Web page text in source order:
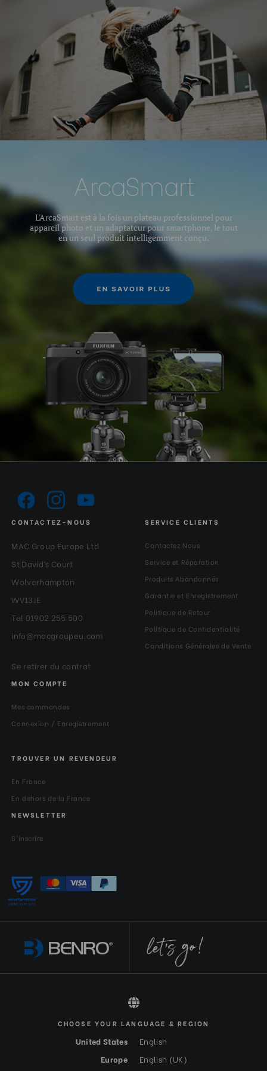
ArcaSmart
L'ArcaSmart est à la fois un plateau professionnel pour
appareil photo et un adaptateur pour smartphone, le tout
en un seul produit intelligemment conçu.
CONTACTEZ-NOUS
MAC Group Europe Ltd
St David’s Court
Wolverhampton
WV13JE
Tel 01902 255 500
info@macgroupeu.com
Se retirer du contrat
SERVICE CLIENTS
Contactez Nous
Service et Réparation
Produits Abandonnés
Garantie et Enregistrement
Politique de Retour
Politique de Confidentialité
Conditions Générales de Vente
MON COMPTE
Mes commandes
Connexion / Enregistrement
TROUVER UN REVENDEUR
En France
En dehors de la France
NEWSLETTER
S'inscrire
All rights reserved 2026 © Benro FR-EUR
CHOOSE YOUR LANGUAGE & REGION
United States
English
Europe
English (UK)